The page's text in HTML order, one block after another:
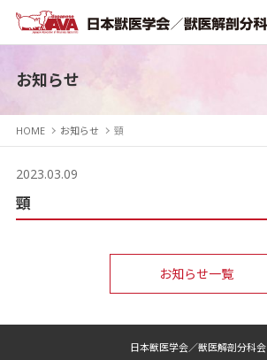
お知らせ
HOME お知らせ 頸
2023.03.09
頸
お知らせ一覧
日本獣医学会／獣医解剖分科会